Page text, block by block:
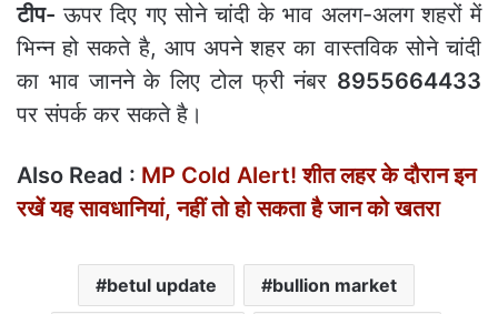
टीप- ऊपर दिए गए सोने चांदी के भाव अलग-अलग शहरों में
भिन्‍न हो सकते है, आप अपने शहर का वास्‍तविक सोने चांदी
का भाव जानने के लिए टोल फ्री नंबर 8955664433
पर संपर्क कर सकते है।
Also Read : MP Cold Alert! शीत लहर के दौरान इन
रखें यह सावधानियां, नहीं तो हो सकता है जान को खतरा
betul update bullion market